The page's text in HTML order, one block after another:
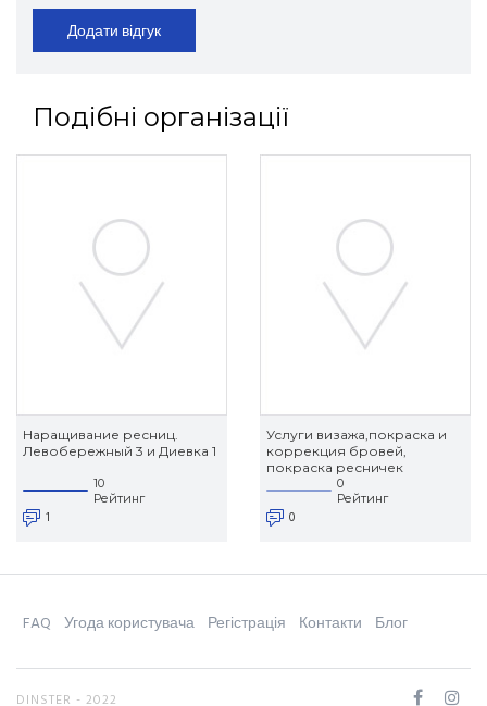
Додати відгук
Подібні організації
Наращивание ресниц.
Левобережный 3 и Диевка 1
10
Рейтинг
1
Услуги визажа,покраска и
коррекция бровей,
покраска ресничек
0
Рейтинг
0
FAQ Угода користувача Регістрація Контакти Блог
DINSTER - 2022